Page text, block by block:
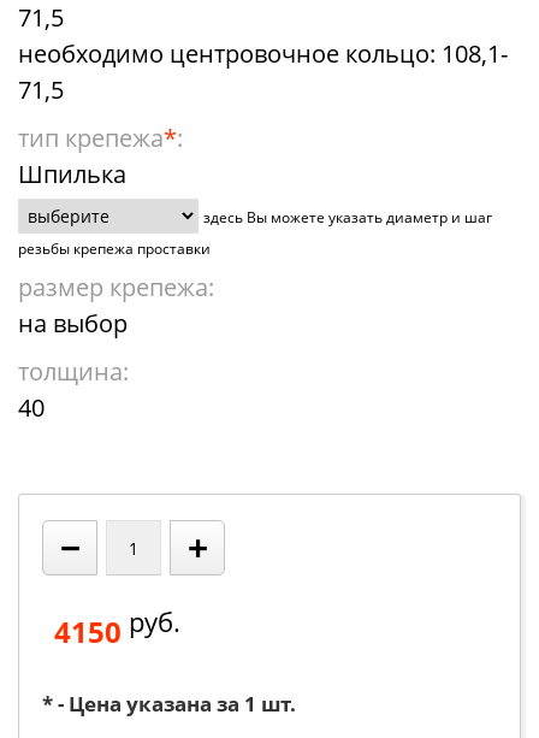
71,5
необходимо центровочное кольцо: 108,1-
71,5
тип крепежа*:
Шпилька
здесь Вы можете указать диаметр и шаг
резьбы крепежа проставки
размер крепежа:
на выбор
толщина:
40
− +
4150 руб.
* - Цена указана за 1 шт.